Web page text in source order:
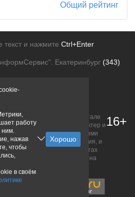
Общий рейтинг
и нажмите Ctrl+Enter
Екатеринбург (343)
рекламодателей
размещенная на портале
ознакомительный характер и
определяемой положениями
точного и полного описания, и
условия уточняйте на сайтах
Исключительное право на
правообладателям.
16+
работу
ним.
нажав
чтобы
в своём